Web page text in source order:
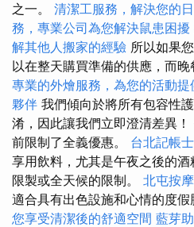
之一。 清潔工服務，解決您的
務，專業公司為您解決鼠患困擾
解其他人搬家的經驗 所以如果
以在整天購買準備的供應，而晚
專業的外燴服務，為您的活動提
夥伴 我們傾向於將所有包容性
淆，因此讓我們立即澄清差異
前限制了全義優惠。 台北記帳
享用飲料，尤其是午夜之後的
限製或全天候的限制。 北屯按
適合具有出色設施和心情的度假
您享受清潔後的舒適空間 藍芽